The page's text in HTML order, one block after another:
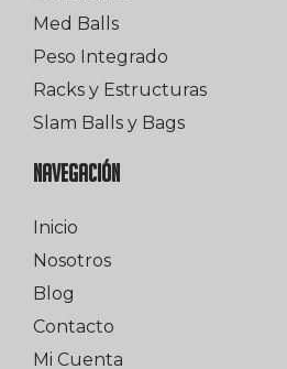
Med Balls
Peso Integrado
Racks y Estructuras
Slam Balls y Bags
NAVEGACIÓN
Inicio
Nosotros
Blog
Contacto
Mi Cuenta